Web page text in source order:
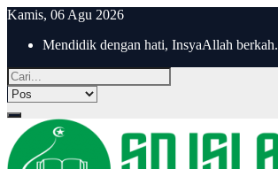
Kamis, 06 Agu 2026
Mendidik dengan hati, InsyaAllah berkah.